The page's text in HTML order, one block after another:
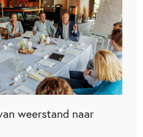
weerstand naar